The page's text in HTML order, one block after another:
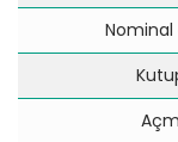
Nominal